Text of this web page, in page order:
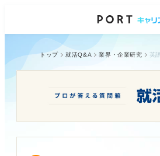
トップ 就活Q&A 業界・企業研究